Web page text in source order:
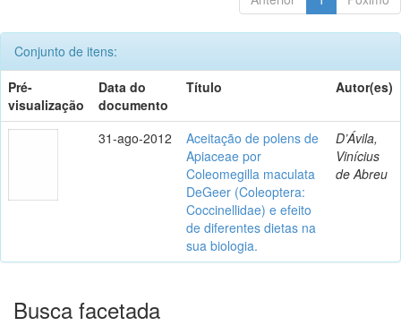
Conjunto de itens:
Pré-
visualização
Data do
documento
Título Autor(es)
31-ago-2012
Aceitação de polens de
Apiaceae por
Coleomegilla maculata
DeGeer (Coleoptera:
Coccinellidae) e efeito
de diferentes dietas na
sua biologia.
D’Ávila,
Vinícius
de Abreu
Busca facetada